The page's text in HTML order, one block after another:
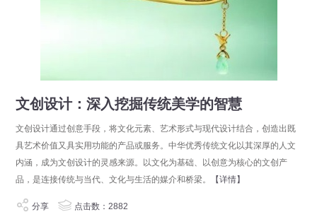
文创设计：深入挖掘传统美学的智慧
文创设计通过创意手段，将文化元素、艺术形式与现代设计结合，创造出既
具艺术价值又具实用功能的产品或服务。中华优秀传统文化以其深厚的人文
内涵，成为文创设计的灵感来源。以文化为基础、以创意为核心的文创产
品，是连接传统与当代、文化与生活的媒介和桥梁。
【详情】
分享 点击数：2882